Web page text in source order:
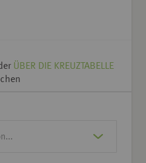
ÜBER DIE KREUZTABELLE